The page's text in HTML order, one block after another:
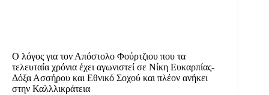
Ο λόγος για τον Απόστολο Φούρτζιου που τα
τελευταία χρόνια έχει αγωνιστεί σε Νίκη Ευκαρπίας-
Δόξα Ασσήρου και Εθνικό Σοχού και πλέον ανήκει
στην Καλλλικράτεια